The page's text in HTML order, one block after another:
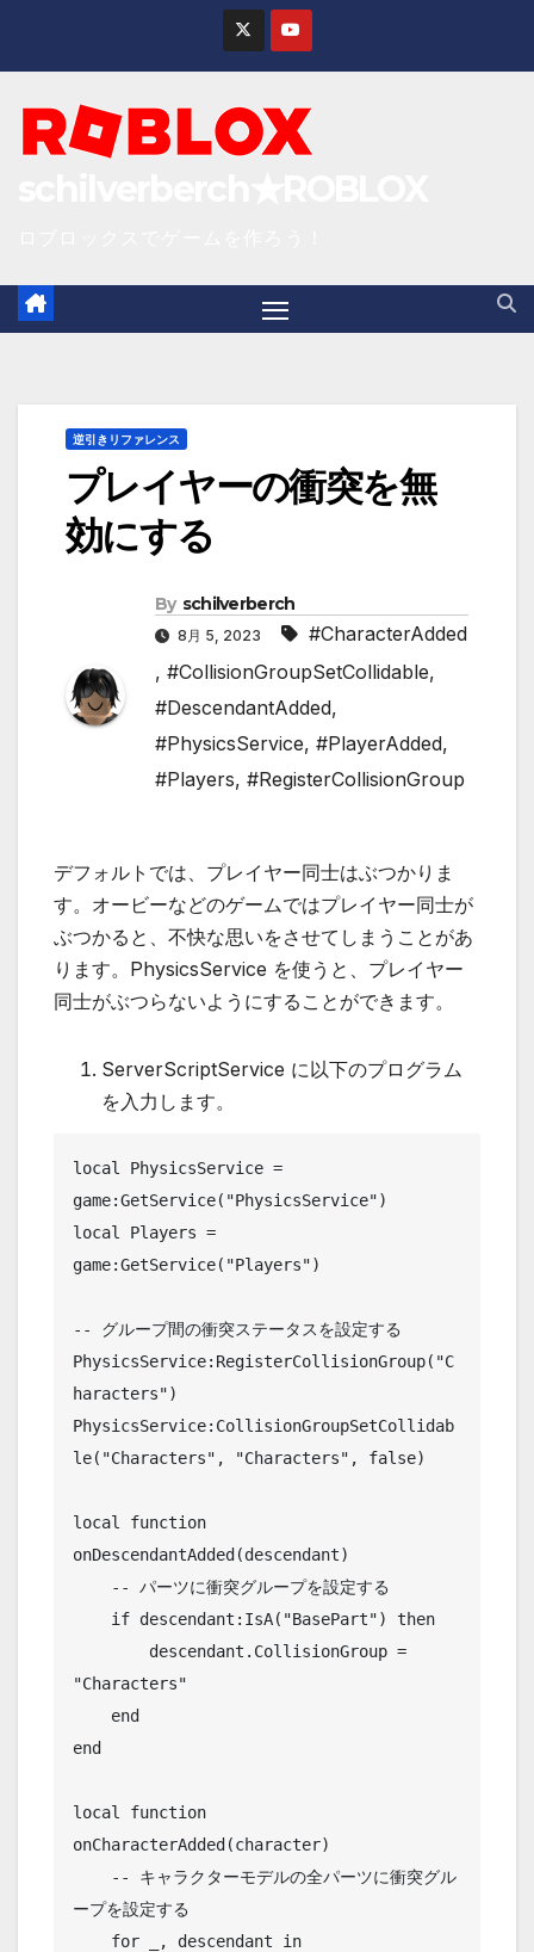
t
逆引きリファレンス
プレイヤーの衝突を無
効にする
By schilverberch
8月 5, 2023
#CharacterAdded
, #CollisionGroupSetCollidable,
#DescendantAdded,
#PhysicsService, #PlayerAdded,
#Players, #RegisterCollisionGroup
デフォルトでは、プレイヤー同士はぶつかりま
す。オービーなどのゲームではプレイヤー同士が
ぶつかると、不快な思いをさせてしまうことがあ
ります。PhysicsService を使うと、プレイヤー
同士がぶつらないようにすることができます。
ServerScriptService に以下のプログラム
を入力します。
local PhysicsService =
game:GetService("PhysicsService")
local Players =
game:GetService("Players")
-- グループ間の衝突ステータスを設定する
PhysicsService:RegisterCollisionGroup("C
haracters")
PhysicsService:CollisionGroupSetCollidab
le("Characters", "Characters", false)
local function
onDescendantAdded(descendant)
"Characters"
end
local function
onCharacterAdded(character)
ープを設定する